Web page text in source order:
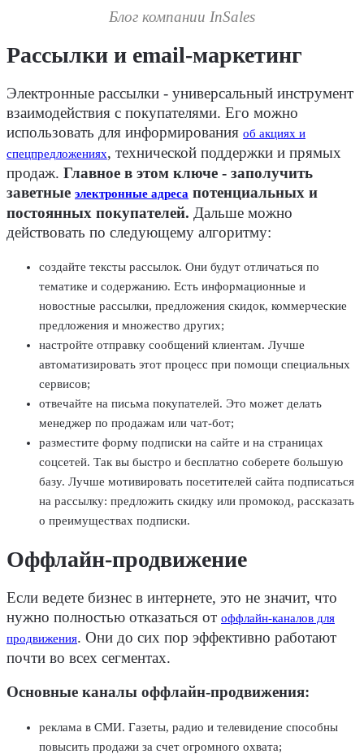
Блог компании InSales
Рассылки и email-маркетинг
Электронные рассылки - универсальный инструмент
взаимодействия с покупателями. Его можно
использовать для информирования об акциях и
спецпредложениях, технической поддержки и прямых
продаж. Главное в этом ключе - заполучить
заветные электронные адреса потенциальных и
постоянных покупателей. Дальше можно
действовать по следующему алгоритму:
создайте тексты рассылок. Они будут отличаться по
тематике и содержанию. Есть информационные и
новостные рассылки, предложения скидок, коммерческие
предложения и множество других;
настройте отправку сообщений клиентам. Лучше
автоматизировать этот процесс при помощи специальных
сервисов;
отвечайте на письма покупателей. Это может делать
менеджер по продажам или чат-бот;
разместите форму подписки на сайте и на страницах
соцсетей. Так вы быстро и бесплатно соберете большую
базу. Лучше мотивировать посетителей сайта подписаться
на рассылку: предложить скидку или промокод, рассказать
о преимуществах подписки.
Оффлайн-продвижение
Если ведете бизнес в интернете, это не значит, что
нужно полностью отказаться от оффлайн-каналов для
продвижения. Они до сих пор эффективно работают
почти во всех сегментах.
Основные каналы оффлайн-продвижения:
реклама в СМИ. Газеты, радио и телевидение способны
повысить продажи за счет огромного охвата;